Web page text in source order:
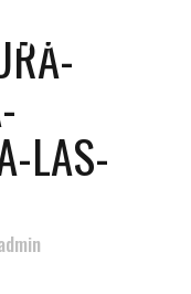
LAS-